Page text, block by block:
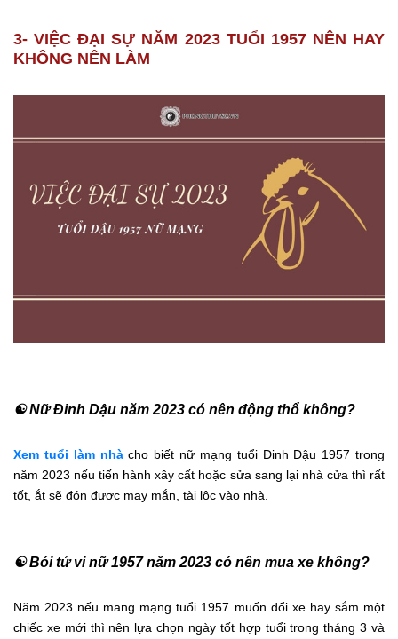
3- VIỆC ĐẠI SỰ NĂM 2023 TUỔI 1957 NÊN HAY
KHÔNG NÊN LÀM
☯ Nữ Đinh Dậu năm 2023 có nên động thổ không?
Xem tuổi làm nhàcho biết nữ mạng tuổi Đinh Dậu 1957 trong
năm 2023 nếu tiến hành xây cất hoặc sửa sang lại nhà cửa thì rất
tốt, ắt sẽ đón được may mắn, tài lộc vào nhà.
☯ Bói tử vi nữ 1957 năm 2023 có nên mua xe không?
Năm 2023 nếu mang mạng tuổi 1957 muốn đổi xe hay sắm một
chiếc xe mới thì nên lựa chọn ngày tốt hợp tuổi trong tháng 3 và